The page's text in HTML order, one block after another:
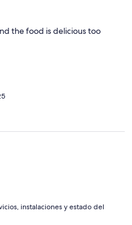
the food is delicious too
instalaciones y estado del